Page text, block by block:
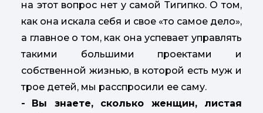
на этот вопрос нет у самой Тигипко. О том,
как она искала себя и свое «то самое дело»,
а главное о том, как она успевает управлять
такими большими проектами и
собственной жизнью, в которой есть муж и
трое детей, мы расспросили ее саму.
-
Вы знаете, сколько женщин, листая